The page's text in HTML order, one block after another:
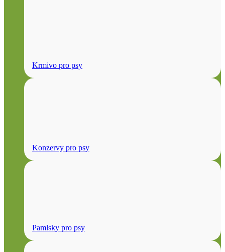
Krmivo pro psy
Konzervy pro psy
Pamlsky pro psy